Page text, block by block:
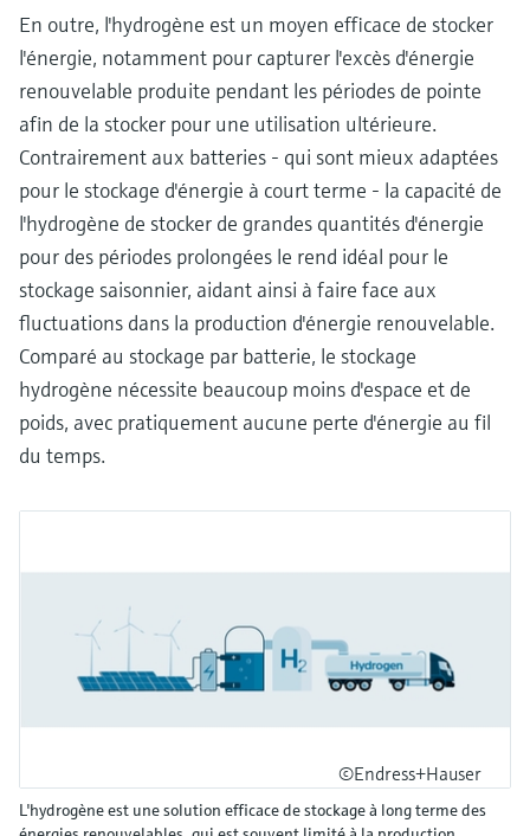
En outre, l'hydrogène est un moyen efficace de stocker
l'énergie, notamment pour capturer l'excès d'énergie
renouvelable produite pendant les périodes de pointe
afin de la stocker pour une utilisation ultérieure.
Contrairement aux batteries - qui sont mieux adaptées
pour le stockage d'énergie à court terme - la capacité de
l'hydrogène de stocker de grandes quantités d'énergie
pour des périodes prolongées le rend idéal pour le
stockage saisonnier, aidant ainsi à faire face aux
fluctuations dans la production d'énergie renouvelable.
Comparé au stockage par batterie, le stockage
hydrogène nécessite beaucoup moins d'espace et de
poids, avec pratiquement aucune perte d'énergie au fil
du temps.
©Endress+Hauser
L'hydrogène est une solution efficace de stockage à long terme des